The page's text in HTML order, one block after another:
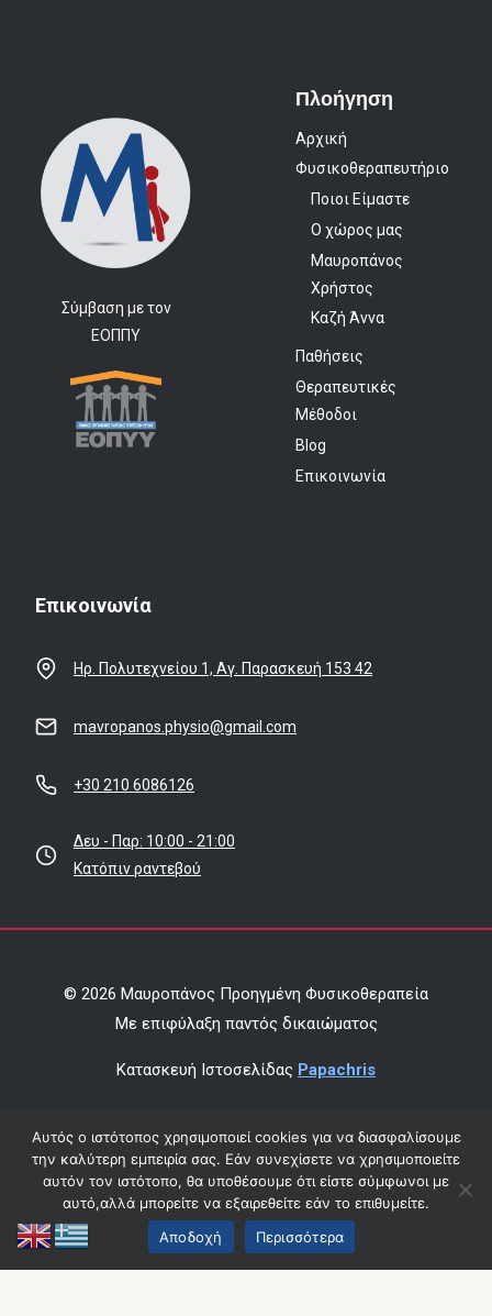
Σύμβαση με τον
ΕΟΠΠΥ
Πλοήγηση
Αρχική
Φυσικοθεραπευτήριο
Ποιοι Είμαστε
Ο χώρος μας
Μαυροπάνος
Χρήστος
Καζή Άννα
Παθήσεις
Θεραπευτικές
Μέθοδοι
Blog
Επικοινωνία
Επικοινωνία
Ηρ. Πολυτεχνείου 1, Αγ. Παρασκευή 153 42
mavropanos.physio@gmail.com
+30 210 6086126
Δευ - Παρ: 10:00 - 21:00
Κατόπιν ραντεβού
© 2026 Μαυροπάνος Προηγμένη Φυσικοθεραπεία
Mε επιφύλαξη παντός δικαιώματος
Κατασκευή Ιστοσελίδας Papachris
Οικονομικά Στοιχεία
Αυτός ο ιστότοπος χρησιμοποιεί cookies για να διασφαλίσουμε
την καλύτερη εμπειρία σας. Εάν συνεχίσετε να χρησιμοποιείτε
αυτόν τον ιστότοπο, θα υποθέσουμε ότι είστε σύμφωνοι με
αυτό,αλλά μπορείτε να εξαιρεθείτε εάν το επιθυμείτε.
Αποδοχή
Περισσότερα